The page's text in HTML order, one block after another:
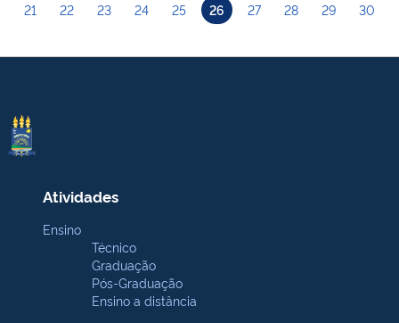
21 22 23 24 25 26 27 28 29 30
Atividades
Ensino
Técnico
Graduação
Pós-Graduação
Ensino a distância